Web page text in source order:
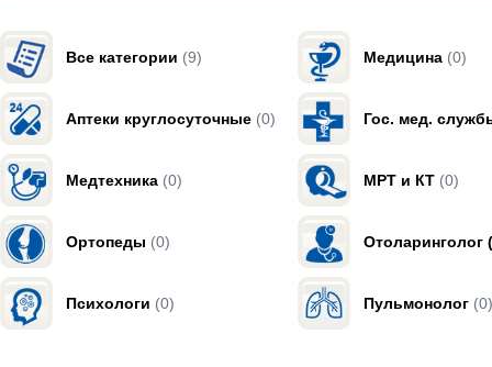
Все категории (9) Медицина (0)
Аптеки круглосуточные (0) Гос. мед.
Медтехника (0) МРТ и КТ (0)
Ортопеды (0) Отоларинголог
Психологи (0) Пульмонолог (0)